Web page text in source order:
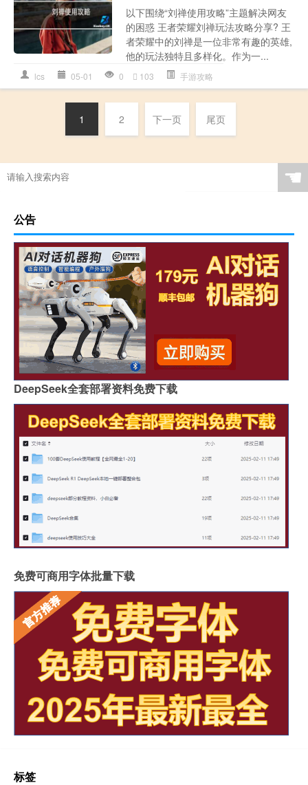
以下围绕“刘禅使用攻略”主题解决网友
的困惑 王者荣耀刘禅玩法攻略分享? 王
者荣耀中的刘禅是一位非常有趣的英雄,
他的玩法独特且多样化。作为一...
lcs 05-01 0 103 手游攻略
1 2 下一页 尾页
☚
公告
DeepSeek全套部署资料免费下载
免费可商用字体批量下载
标签